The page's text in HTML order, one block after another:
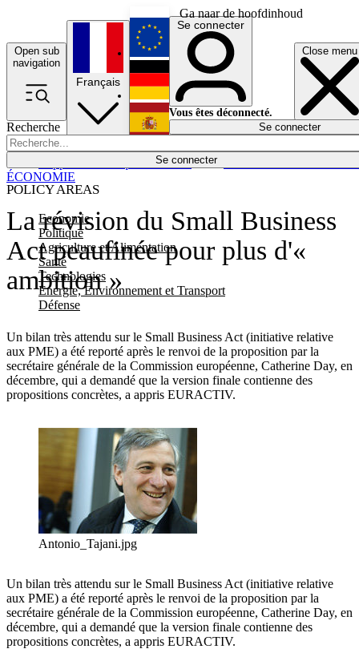
Ga naar de hoofdinhoud
Open sub
navigation
Close menu
Recherche
Se connecter
POLICY AREAS
Economie
Politique
Agriculture et Alimentation
Santé
Technologies
Energie, Environnement et Transport
Défense
Économie
Français
English
Deutsch
Español
Se connecter
Vous êtes déconnecté.
Se connecter
La révision du Small Business
Act peaufinée pour plus d'«
ambition »
Un bilan très attendu sur le Small Business Act (initiative relative
aux PME) a été reporté après le renvoi de la proposition par la
secrétaire générale de la Commission européenne, Catherine Day, en
décembre, qui a demandé que la version finale contienne des
propositions concrètes, a appris EURACTIV.
ÉCONOMIE
Antonio_Tajani.jpg
Un bilan très attendu sur le Small Business Act (initiative relative
aux PME) a été reporté après le renvoi de la proposition par la
secrétaire générale de la Commission européenne, Catherine Day, en
décembre, qui a demandé que la version finale contienne des
propositions concrètes, a appris EURACTIV.